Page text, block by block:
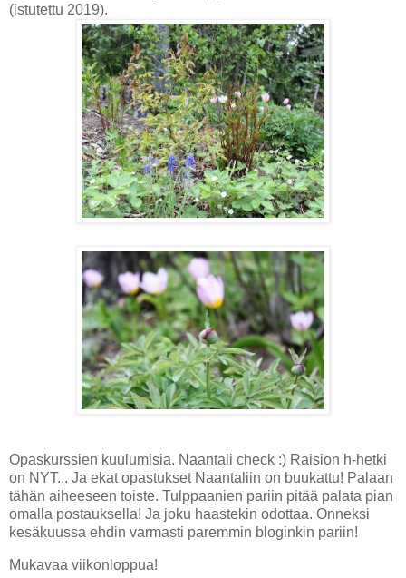
(istutettu 2019).
Opaskurssien kuulumisia. Naantali check :) Raision h-hetki
on NYT... Ja ekat opastukset Naantaliin on buukattu! Palaan
tähän aiheeseen toiste. Tulppaanien pariin pitää palata pian
omalla postauksella! Ja joku haastekin odottaa. Onneksi
kesäkuussa ehdin varmasti paremmin bloginkin pariin!
Mukavaa viikonloppua!